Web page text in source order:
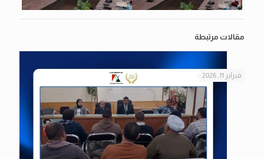
مقالات مرتبطة
فبراير 11, 2026